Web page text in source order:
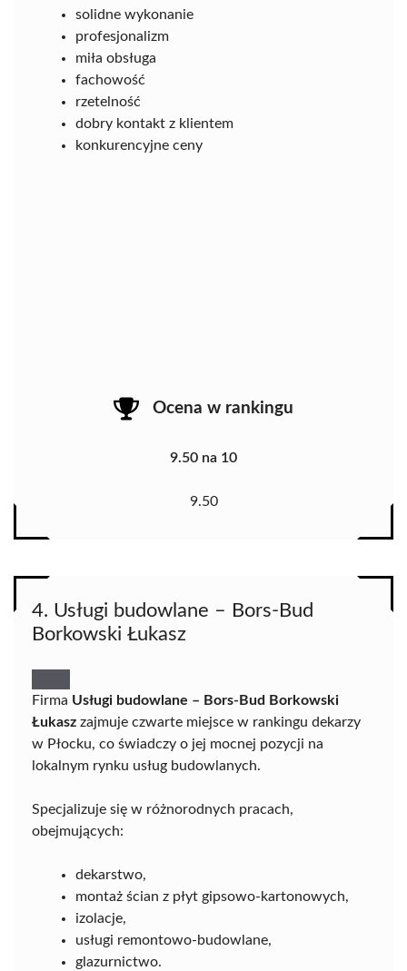
solidne wykonanie
profesjonalizm
miła obsługa
fachowość
rzetelność
dobry kontakt z klientem
konkurencyjne ceny
Ocena w rankingu
9.50 na 10
9.50
4. Usługi budowlane – Bors-Bud
Borkowski Łukasz
Firma Usługi budowlane – Bors-Bud Borkowski
Łukasz zajmuje czwarte miejsce w rankingu dekarzy
w Płocku, co świadczy o jej mocnej pozycji na
lokalnym rynku usług budowlanych.
Specjalizuje się w różnorodnych pracach,
obejmujących:
dekarstwo,
montaż ścian z płyt gipsowo-kartonowych,
izolacje,
usługi remontowo-budowlane,
glazurnictwo.